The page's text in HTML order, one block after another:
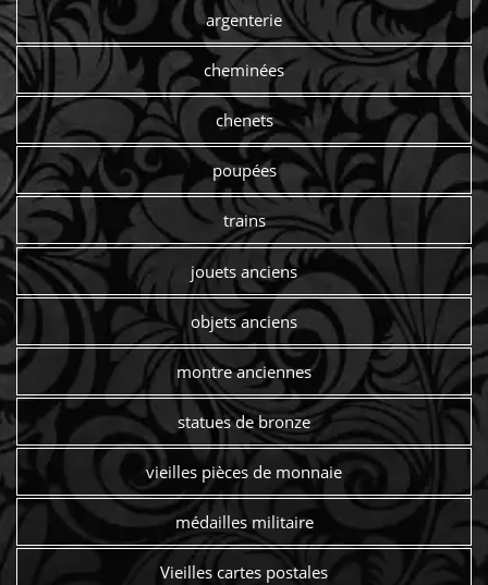
argenterie
cheminées
chenets
poupées
trains
jouets anciens
objets anciens
montre anciennes
statues de bronze
vieilles pièces de monnaie
médailles militaire
Vieilles cartes postales